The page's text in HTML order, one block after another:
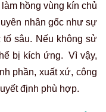
hồng vùng kín chủ
nhân gốc như sự
tố sâu. Nếu không sử
bị kích ứng. Vì vậy,
phần, xuất xứ, công
định phù hợp.